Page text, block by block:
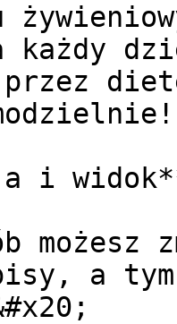
każdy
przez
i
a tym